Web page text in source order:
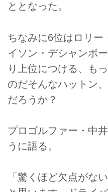
ととなった。
ちなみに6位はロリー
イソン・デシャンボ
り上位につける、も
のだそんなハットン
だろうか？
プロゴルファー・中
うに語る。
「驚くほど欠点がな